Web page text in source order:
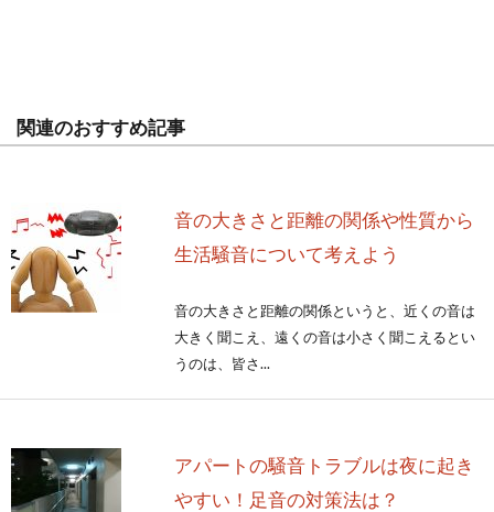
関連のおすすめ記事
音の大きさと距離の関係や性質から
生活騒音について考えよう
音の大きさと距離の関係というと、近くの音は
大きく聞こえ、遠くの音は小さく聞こえるとい
うのは、皆さ...
アパートの騒音トラブルは夜に起き
やすい！足音の対策法は？